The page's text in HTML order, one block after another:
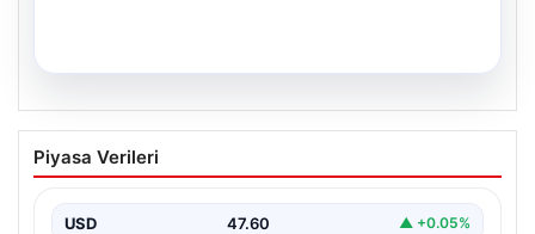
34 Yıl Sonra Gelen Umut: İkiz Kız
Kardeşler Aileleriyle Anıtkabir’de
(59) çifti, tam 34 yıllık bir bekleyişin…
Piyasa Verileri
USD 47.60 ▲ +0.05%